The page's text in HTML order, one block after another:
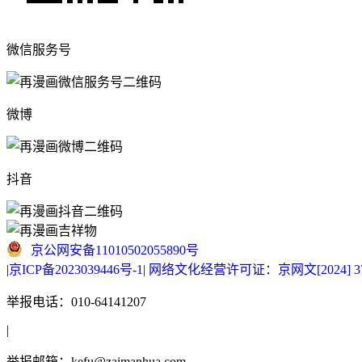
微信服务号
微博
抖音
京公网安备11010502055890号
|京ICP备2023039446号-1 | 网络文化经营许可证：京网文[2024]
举报电话：010-64141207
|